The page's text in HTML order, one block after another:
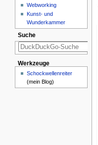
Webworking
Kunst- und
Wunderkammer
Suche
Werkzeuge
Schockwellenreiter
(mein Blog)